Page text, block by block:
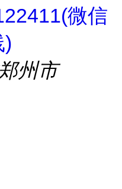
微信
)
州市